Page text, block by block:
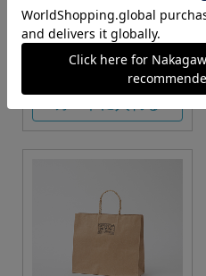
S・M・Lサイズより当店に